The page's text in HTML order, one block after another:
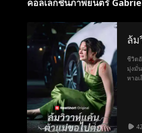
คอลเลกชันภาพยนตร์
ล้
ชีวิต
มุ่งมั่
หาอ